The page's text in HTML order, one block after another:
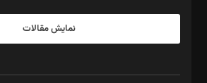
نمایش مقالات